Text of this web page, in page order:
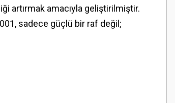
artırmak amacıyla geliştirilmiştir.
sadece güçlü bir raf değil;